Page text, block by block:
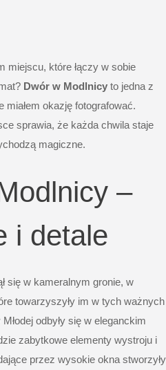
miejscu, które łączy w sobie
Dwór w Modlnicy to jedna z
miałem okazję fotografować.
sprawia, że każda chwila staje
magiczne.
–
i detale
się w kameralnym gronie, w
towarzyszyły im w tych ważnych
odbyły się w eleganckim
zabytkowe elementy wystroju i
przez wysokie okna stworzyły